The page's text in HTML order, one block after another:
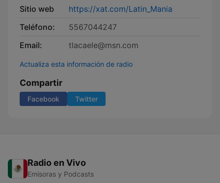
Sitio web
https://xat.com/Latin_Mania
Teléfono:
5567044247
Email:
tlacaele@msn.com
Actualiza esta información de radio
Compartir
Facebook Twitter
Radio en Vivo
Emisoras y Podcasts